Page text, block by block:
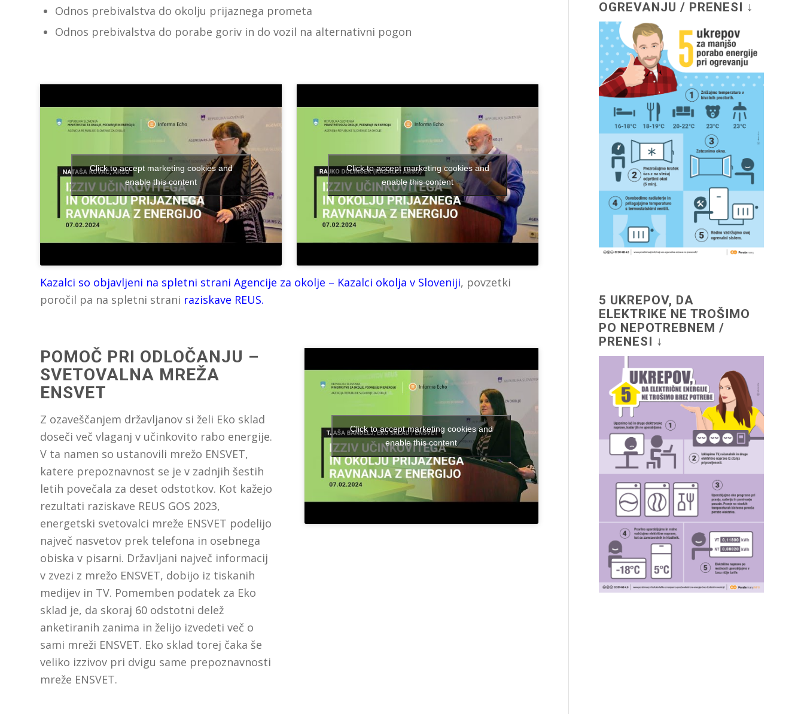
Odnos prebivalstva do okolju prijaznega prometa
Odnos prebivalstva do porabe goriv in do vozil na alternativni pogon
Click to accept marketing cookies and
enable this content
Nataša Kovač,ARSO
Click to accept marketing cookies and
enable this content
Rajko Dolinšek,Informa Echo
Kazalci so objavljeni na spletni strani Agencije za okolje – Kazalci okolja v Sloveniji, povzetki
poročil pa na spletni strani raziskave REUS.
POMOČ PRI ODLOČANJU –
SVETOVALNA MREŽA
ENSVET
Z ozaveščanjem državljanov si želi Eko sklad
doseči več vlaganj v učinkovito rabo energije.
V ta namen so ustanovili mrežo ENSVET,
katere prepoznavnost se je v zadnjih šestih
letih povečala za deset odstotkov. Kot kažejo
rezultati raziskave REUS GOS 2023,
energetski svetovalci mreže ENSVET podelijo
največ nasvetov prek telefona in osebnega
obiska v pisarni. Državljani največ informacij
v zvezi z mrežo ENSVET, dobijo iz tiskanih
medijev in TV. Pomemben podatek za Eko
sklad je, da skoraj 60 odstotni delež
anketiranih zanima in želijo izvedeti več o
sami mreži ENSVET. Eko sklad torej čaka še
veliko izzivov pri dvigu same prepoznavnosti
mreže ENSVET.
Click to accept marketing cookies and
enable this content
Tjaša Bandelj,Eko sklad
OGREVANJU / PRENESI ↓
5 UKREPOV, DA
ELEKTRIKE NE TROŠIMO
PO NEPOTREBNEM /
PRENESI ↓